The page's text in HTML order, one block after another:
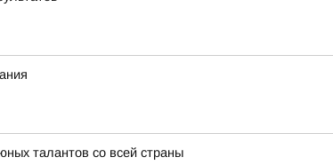
талантов со всей страны